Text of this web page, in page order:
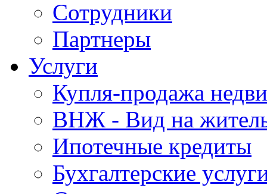
Сотрудники
Партнеры
Услуги
Купля-продажа
ВНЖ - Вид на
Ипотечные кредиты
Бухгалтерские